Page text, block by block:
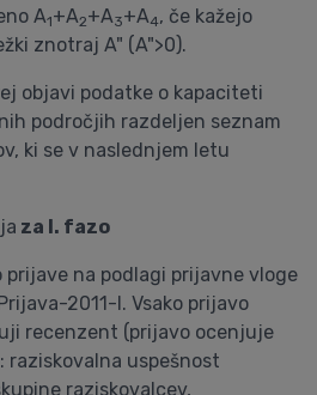
A1+A2+A3+A4, če kažejo
znotraj A" (A">0).
objavi podatke o kapaciteti
področjih razdeljen seznam
ki se v naslednjem letu
za I. fazo
na podlagi prijavne vloge
2011-I. Vsako prijavo
recenzent (prijavo ocenjuje
uspešnost
raziskovalcev,